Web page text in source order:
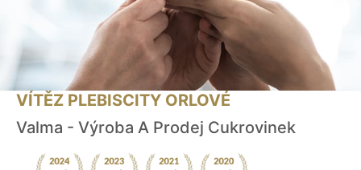
VÍTĚZ PLEBISCITY ORLOVÉ
Valma - Výroba A Prodej Cukrovinek